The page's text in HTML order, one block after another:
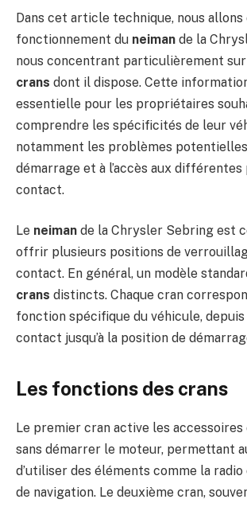
Dans cet article technique, nous
fonctionnement du neiman de la
nous concentrant particulièrement
crans dont il dispose. Cette
essentielle pour les propriétaires
comprendre les spécificités de leur
notamment les problèmes
démarrage et à l’accès aux
contact.
Le neiman de la Chrysler Sebring est
offrir plusieurs positions de
contact. En général, un modèle
crans distincts. Chaque cran
fonction spécifique du véhicule, depuis
contact jusqu’à la position de
Les fonctions des crans
Le premier cran active les
sans démarrer le moteur, permettant
d’utiliser des éléments comme la
de navigation. Le deuxième cran,